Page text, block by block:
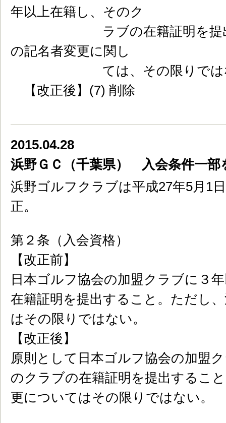
年以上在籍し、そのク
ラブの在籍証明を提出す
の記名者変更に関し
ては、その限りでは
【改正後】(7) 削除
2015.04.28
浜野ＧＣ（千葉県） 入会条件一部
浜野ゴルフクラブは平成27年5月1
正。
第２条（入会資格）
【改正前】
日本ゴルフ協会の加盟クラブに３
在籍証明を提出すること。ただし
はその限りではない。
【改正後】
原則として日本ゴルフ協会の加盟
のクラブの在籍証明を提出するこ
更についてはその限りではない。